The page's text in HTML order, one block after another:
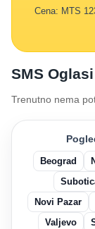
Cena: MTS
SMS
Trenutno nema
Beograd
Novi Pazar
Valjevo